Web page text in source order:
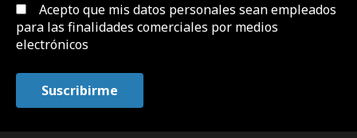
Acepto que mis datos personales sean empleados
para las finalidades comerciales por medios
electrónicos